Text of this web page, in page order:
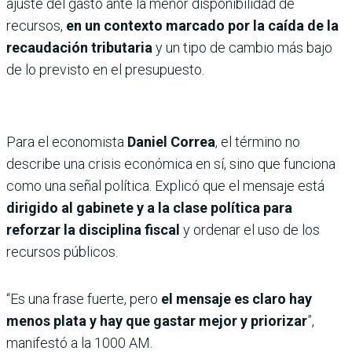
ajuste del gasto ante la menor disponibilidad de
recursos, en un contexto marcado por la caída de la
recaudación tributaria y un tipo de cambio más bajo
de lo previsto en el presupuesto.
Para el economista Daniel Correa, el término no
describe una crisis económica en sí, sino que funciona
como una señal política. Explicó que el mensaje está
dirigido al gabinete y a la clase política para
reforzar la disciplina fiscal y ordenar el uso de los
recursos públicos.
“Es una frase fuerte, pero el mensaje es claro hay
menos plata y hay que gastar mejor y priorizar”,
manifestó a la 1000 AM.